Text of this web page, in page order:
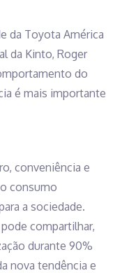
da Toyota América
da Kinto, Roger
do
é mais importante
conveniência e
consumo
a sociedade.
compartilhar,
durante 90%
nova tendência e